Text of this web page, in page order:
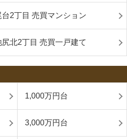
台2丁目 売買マンション
尻北2丁目 売買一戸建て
1,000万円台
3,000万円台